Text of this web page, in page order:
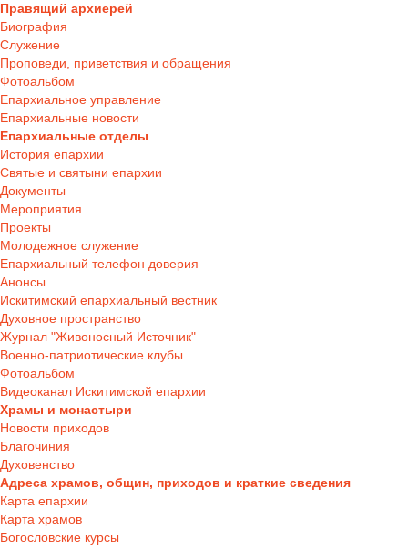
Правящий архиерей
Биография
Служение
Проповеди, приветствия и обращения
Фотоальбом
Епархиальное управление
Епархиальные новости
Епархиальные отделы
История епархии
Святые и святыни епархии
Документы
Мероприятия
Проекты
Молодежное служение
Епархиальный телефон доверия
Анонсы
Искитимский епархиальный вестник
Духовное пространство
Журнал "Живоносный Источник"
Военно-патриотические клубы
Фотоальбом
Видеоканал Искитимской епархии
Храмы и монастыри
Новости приходов
Благочиния
Духовенство
Адреса храмов, общин, приходов и краткие сведения
Карта епархии
Карта храмов
Богословские курсы